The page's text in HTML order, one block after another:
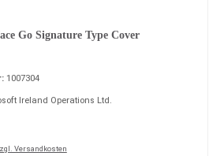
Go Signature Type Cover
1007304
Ireland Operations Ltd.
Versandkosten